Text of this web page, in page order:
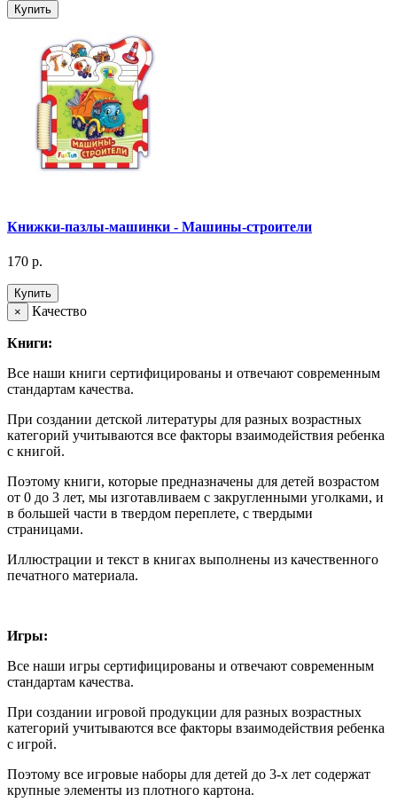
Купить
Книжки-пазлы-машинки - Машины-строители
170 р.
Купить
×
Качество
Книги:
Все наши книги сертифицированы и отвечают современным
стандартам качества.
При создании детской литературы для разных возрастных
категорий учитываются все факторы взаимодействия ребенка
с книгой.
Поэтому книги, которые предназначены для детей возрастом
от 0 до 3 лет, мы изготавливаем с закругленными уголками, и
в большей части в твердом переплете, с твердыми
страницами.
Иллюстрации и текст в книгах выполнены из качественного
печатного материала.
Игры:
Все наши игры сертифицированы и отвечают современным
стандартам качества.
При создании игровой продукции для разных возрастных
категорий учитываются все факторы взаимодействия ребенка
с игрой.
Поэтому все игровые наборы для детей до 3-х лет содержат
крупные элементы из плотного картона.